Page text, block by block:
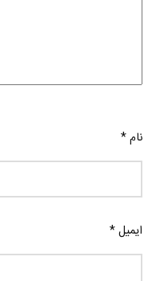
نام*
ایمیل*